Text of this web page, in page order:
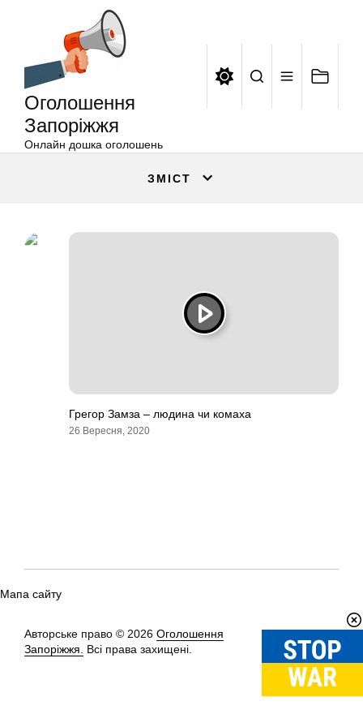
Оголошення
Запоріжжя
Онлайн дошка оголошень
ЗМІСТ
Грегор Замза – людина чи комаха
26 Вересня, 2020
Мапа сайту
Авторське право © 2026 Оголошення
Запоріжжя.
Всі права захищені.
Вгору↑